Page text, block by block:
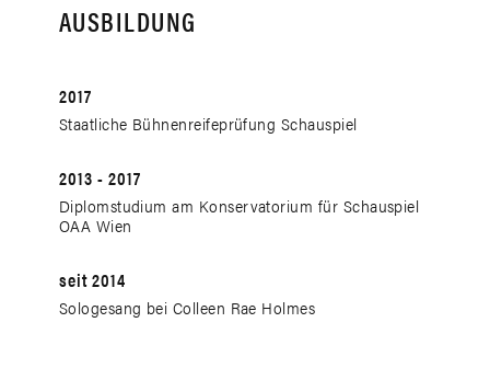
AUSBILDUNG
2017
Staatliche Bühnenreifeprüfung Schauspiel
2013 - 2017
Diplomstudium am Konservatorium für Schauspiel
OAA Wien
seit 2014
Sologesang bei Colleen Rae Holmes